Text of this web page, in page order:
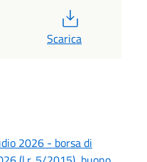
Scarica
2026 - borsa di